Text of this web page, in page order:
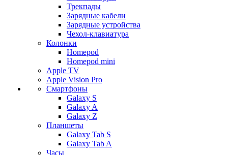
Трекпады
Зарядные кабели
Зарядные устройства
Чехол-клавиатура
Колонки
Homepod
Homepod mini
Apple TV
Apple Vision Pro
Смартфоны
Galaxy S
Galaxy A
Galaxy Z
Планшеты
Galaxy Tab S
Galaxy Tab A
Часы